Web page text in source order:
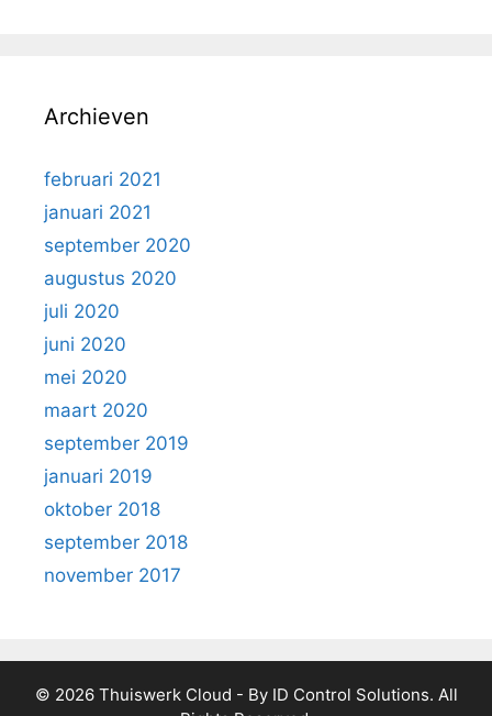
Archieven
februari 2021
januari 2021
september 2020
augustus 2020
juli 2020
juni 2020
mei 2020
maart 2020
september 2019
januari 2019
oktober 2018
september 2018
november 2017
© 2026 Thuiswerk Cloud - By ID Control Solutions. All